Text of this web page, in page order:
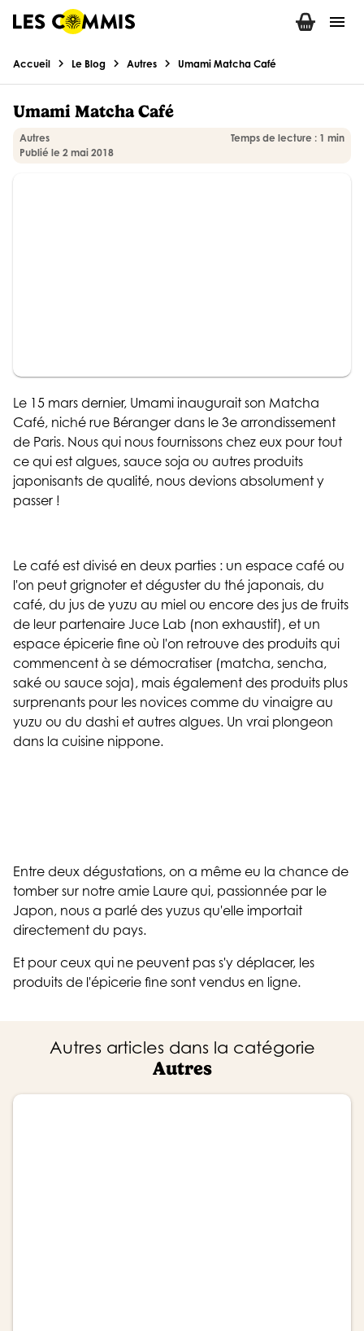
menu
Accueil chevron_right Le Blog chevron_right Autres chevron_right Umami Matcha Café
Umami Matcha Café
Autres
Publié le 2 mai 2018
Temps de lecture : 1 min
Le 15 mars dernier, Umami inaugurait son Matcha
Café, niché rue Béranger dans le 3e arrondissement
de Paris. Nous qui nous fournissons chez eux pour tout
ce qui est algues, sauce soja ou autres produits
japonisants de qualité, nous devions absolument y
passer !
Le café est divisé en deux parties : un espace café ou
l'on peut grignoter et déguster du thé japonais, du
café, du jus de yuzu au miel ou encore des jus de fruits
de leur partenaire Juce Lab (non exhaustif), et un
espace épicerie fine où l'on retrouve des produits qui
commencent à se démocratiser (matcha, sencha,
saké ou sauce soja), mais également des produits plus
surprenants pour les novices comme du vinaigre au
yuzu ou du dashi et autres algues. Un vrai plongeon
dans la cuisine nippone.
Entre deux dégustations, on a même eu la chance de
tomber sur notre amie Laure qui, passionnée par le
Japon, nous a parlé des yuzus qu'elle importait
directement du pays.
Et pour ceux qui ne peuvent pas s'y déplacer, les
produits de l'épicerie fine sont vendus en ligne.
Autres articles dans la catégorie
Autres